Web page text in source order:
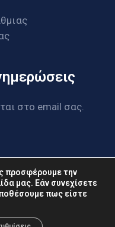
στο email σας.
επιφύλαξη παντός
προσφέρουμε την
μας. Εάν συνεχίσετε
πως είστε